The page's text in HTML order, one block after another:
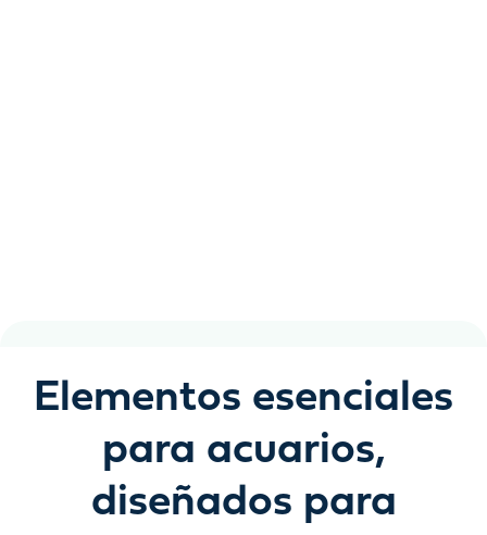
Elementos esenciales
para acuarios,
diseñados para